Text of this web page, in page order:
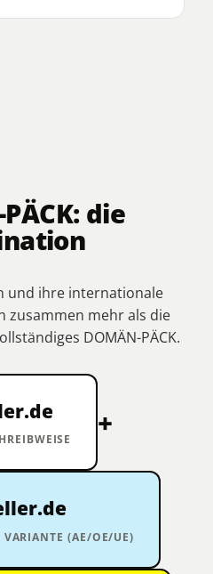
die
und ihre internationale
zusammen mehr als die
DOMÄN-PÄCK.
+
(AE/OE/UE)